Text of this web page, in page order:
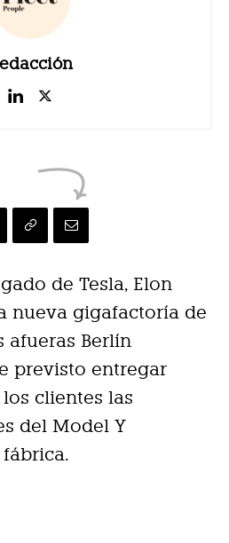
de Tesla, Elon
nueva gigafactoría de
afueras Berlín
previsto entregar
clientes las
del Model Y